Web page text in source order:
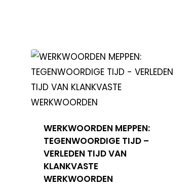
WERKWOORDEN MEPPEN:
TEGENWOORDIGE TIJD –
VERLEDEN TIJD VAN
KLANKVASTE
WERKWOORDEN